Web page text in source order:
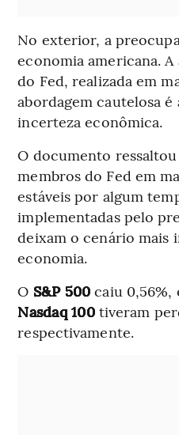
No exterior, a
economia americana.
do Fed, realizada em
abordagem cautelosa
incerteza econômica.
O documento
membros do Fed em
estáveis por algum
implementadas pelo
deixam o cenário mais
economia.
O S&P 500 caiu 0,56%,
Nasdaq 100tiveram
respectivamente.